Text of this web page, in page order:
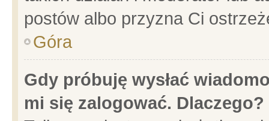
postów albo przyzna Ci
Góra
Gdy próbuję wysłać
mi się zalogować. Dlaczego?